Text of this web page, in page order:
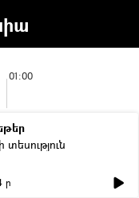
01:00
տեսություն
ր